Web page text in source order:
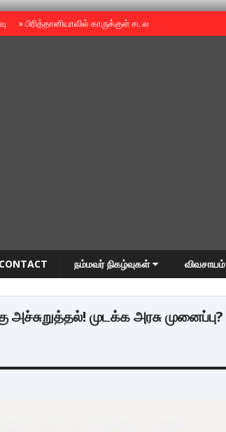
»பிரித்தானியாவில் காருக்குள் சடலம் -தமிழருடையதா ?
CONTACT நம்மவர் நிகழ்வுகள் விவசாயம்
அச்சுறுத்தல்! முடக்க அரசு முனைப்பு?